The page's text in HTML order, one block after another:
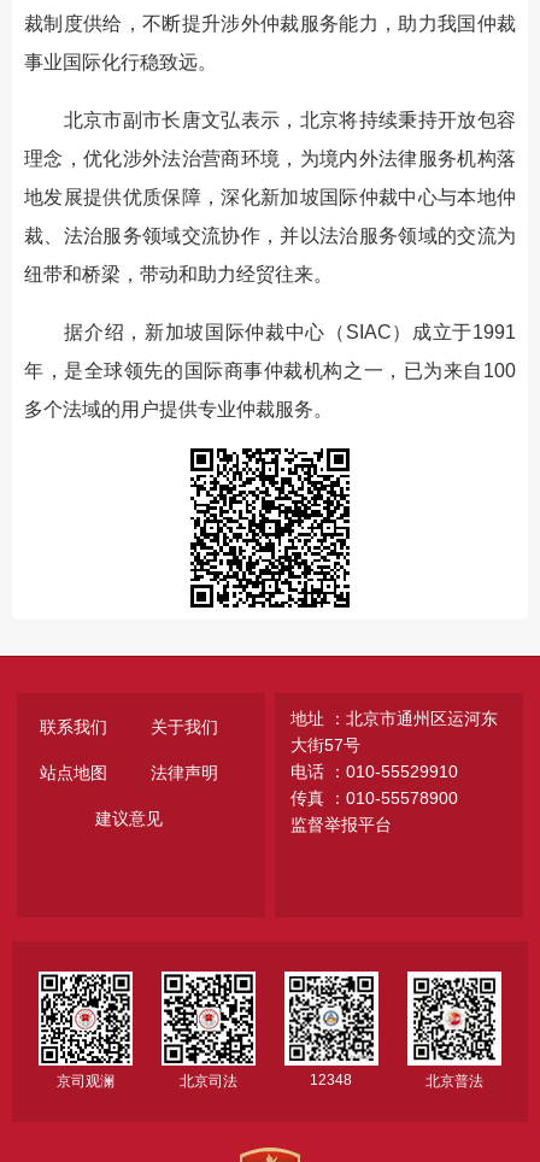
裁制度供给，不断提升涉外仲裁服务能力，助力我国仲裁
事业国际化行稳致远。
北京市副市长唐文弘表示，北京将持续秉持开放包容
理念，优化涉外法治营商环境，为境内外法律服务机构落
地发展提供优质保障，深化新加坡国际仲裁中心与本地仲
裁、法治服务领域交流协作，并以法治服务领域的交流为
纽带和桥梁，带动和助力经贸往来。
据介绍，新加坡国际仲裁中心（SIAC）成立于1991
年，是全球领先的国际商事仲裁机构之一，已为来自100
多个法域的用户提供专业仲裁服务。
联系我们 关于我们
站点地图 法律声明
建议意见
地址 ：北京市通州区运河东
大街57号
电话 ：010-55529910
传真 ：010-55578900
监督举报平台
京司观澜 北京司法 12348 北京普法